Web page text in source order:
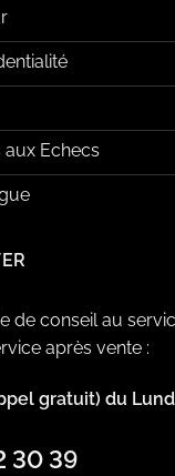
aux Echecs
de conseil au
après vente :
gratuit) du
30 39